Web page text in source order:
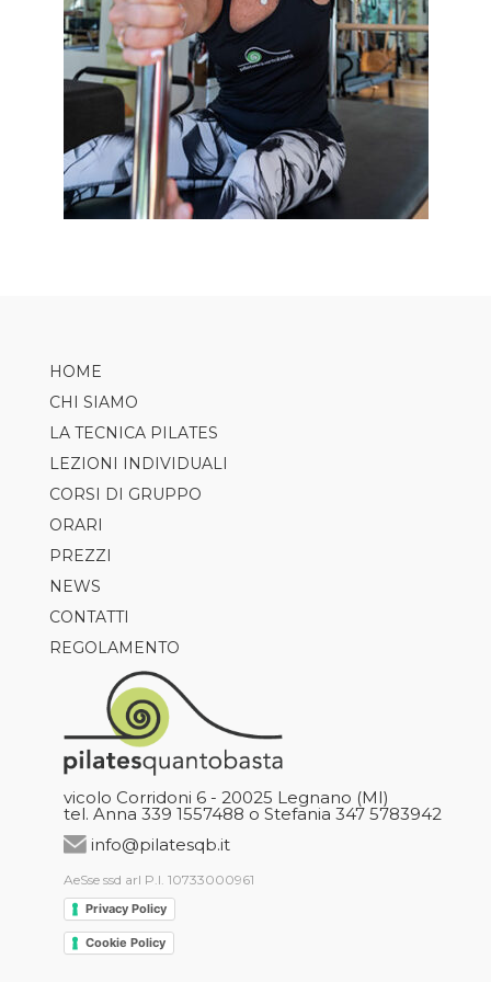
HOME
CHI SIAMO
LA TECNICA PILATES
LEZIONI INDIVIDUALI
CORSI DI GRUPPO
PILATES
AXIS
TRX
CLASS5
GAP
REFORMER CLASS
CARDIO
GARUDA
NORDIC WALKING
ORARI
PREZZI
NEWS
CONTATTI
REGOLAMENTO
vicolo Corridoni 6 - 20025 Legnano (MI)
tel. Anna 339 1557488 o Stefania 347 5783942
info@pilatesqb.it
AeSse ssd arl P.I. 10733000961
Privacy Policy
Cookie Policy